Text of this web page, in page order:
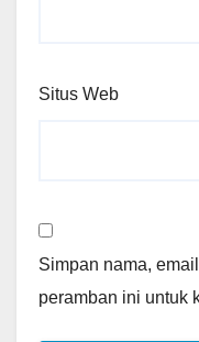
Situs Web
Simpan nama,
peramban ini untuk